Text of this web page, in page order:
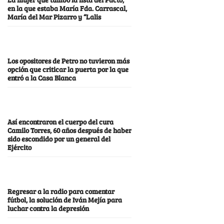
en la que estaba María Fda. Carrascal,
María del Mar Pizarro y “Lalis
Los opositores de Petro no tuvieron más
opción que criticar la puerta por la que
entró a la Casa Blanca
Así encontraron el cuerpo del cura
Camilo Torres, 60 años después de haber
sido escondido por un general del
Ejército
Regresar a la radio para comentar
fútbol, la solución de Iván Mejía para
luchar contra la depresión